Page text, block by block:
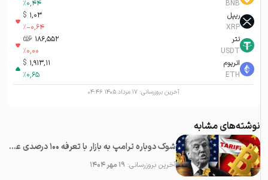
BNB
%0,44
ریپل
XRP
1,03
$
%-0,64
تتر
USDT
186,552 تومان-ء
%0,00
اتریوم
ETH
1,913,11
$
%0,65
آخرین بروزرسانی: ۱۷ مرداد ۱۴۰۵ ۰۴:۴۶
نوشته‌های مشابه
شوک دوباره ترامپ به بازار با تعرفه ۱۰۰ درصدی علیه چین؛‌ سقوط همه رمزارزها
آخرین بروزرسانی:۱۹ مهر ۱۴۰۴